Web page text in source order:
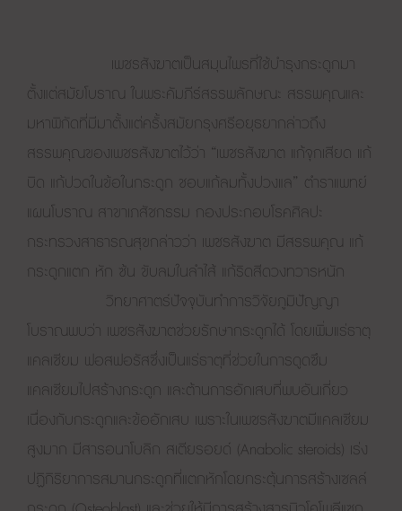
เพชรสังฆาตเป็นสมุนไพรที่ใช้บำรุงกระดูกมา
ตั้งแต่สมัยโบราณ ในพระคัมภีร์สรรพลักษณะ สรรพคุณและ
มหาพิกัดที่มีมาตั้งแต่ครั้งสมัยกรุงศรีอยุธยากล่าวถึง
สรรพคุณของเพชรสังฆาตไว้ว่า “เพชรสังฆาต แก้จุกเสียด แก้
บิด แก้ปวดในข้อในกระดูก ชอบแก้ลมทั้งปวงแล” ตำราแพทย์
แผนโบราณ สาขาเภสัชกรรม กองประกอบโรคศิลปะ
กระทรวงสาธารณสุขกล่าวว่า เพชรสังฆาต มีสรรพคุณ แก้
กระดูกแตก หัก ซ้น ขับลมในลำไส้ แก้ริดสีดวงทวารหนัก
วิทยาศาตร์ปัจจุบันทำการวิจัยภูมิปัญญา
โบราณพบว่า เพชรสังฆาตช่วยรักษากระดูกได้ โดยเพิ่มแร่ธาตุ
แคลเซียม ฟอสฟอรัสซึ่งเป็นแร่ธาตุที่ช่วยในการดูดซึม
แคลเซียมไปสร้างกระดูก และต้านการอักเสบที่พบอันเกี่ยว
เนื่องกับกระดูกและข้ออักเสบ เพราะในเพชรสังฆาตมีแคลเซียม
สูงมาก มีสารอนาโบลิก สเตียรอยด์ (Anabolic steroids) เร่ง
ปฏิกิริยาการสมานกระดูกที่แตกหักโดยกระตุ้นการสร้างเซลล์